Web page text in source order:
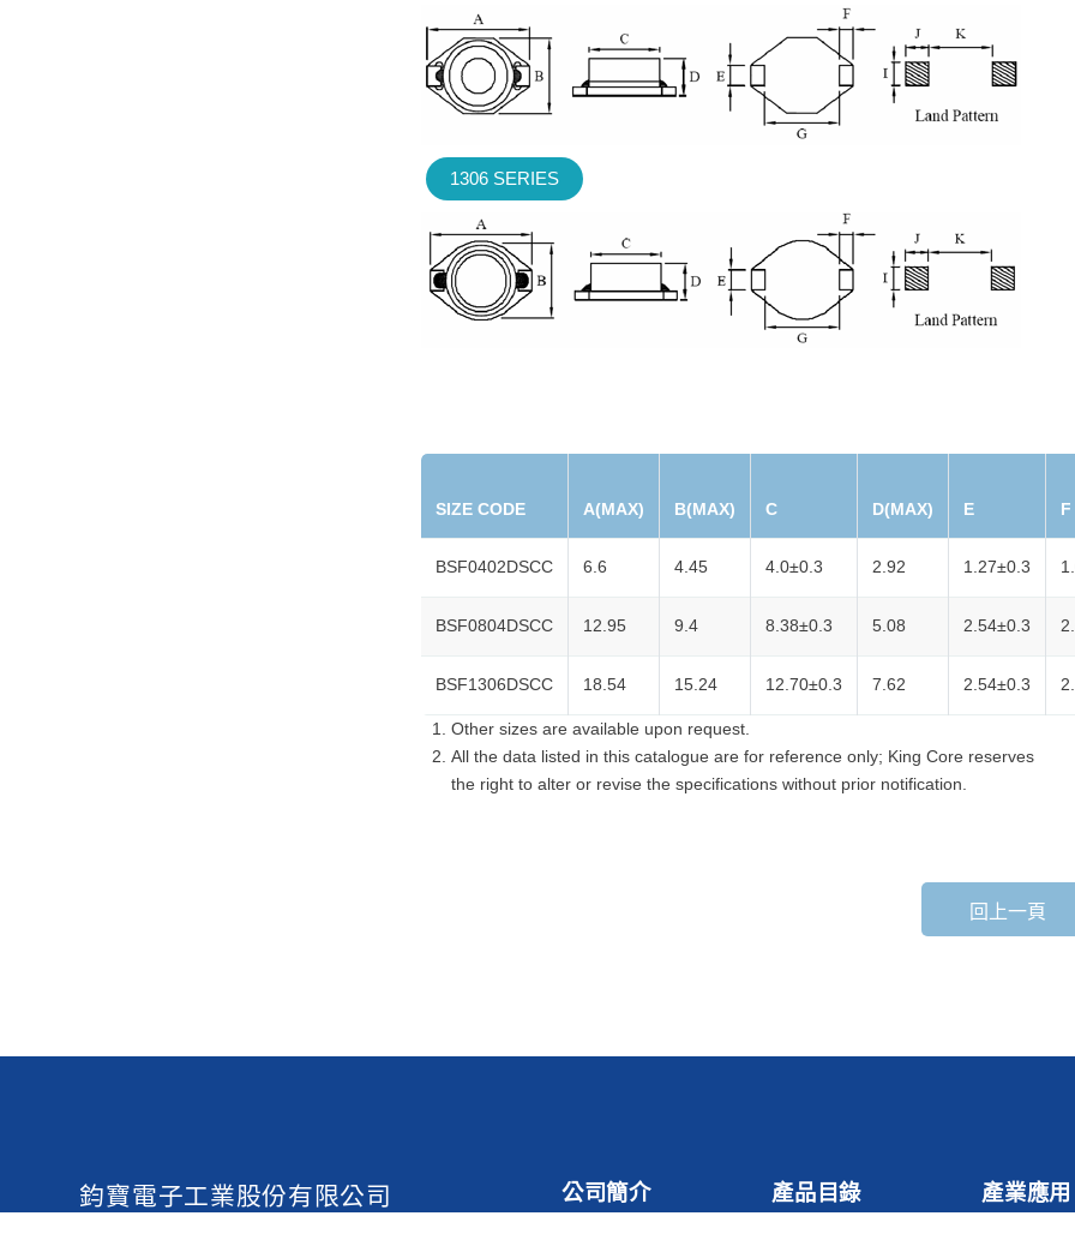
1306 SERIES
SIZE CODE A(MAX) B(MAX) C D(MAX) E F
BSF0402DSCC 6.6 4.45 4.0±0.3 2.92 1.27±0.3
BSF0804DSCC 12.95 9.4 8.38±0.3 5.08 2.54±0.3
BSF1306DSCC 18.54 15.24 12.70±0.3 7.62 2.54±0.3
Other sizes are available upon request.
All the data listed in this catalogue are for reference only; King Core reserves
the right to alter or revise the specifications without prior notification.
回上一頁
鈞寶電子工業股份有限公司 公司簡介 產品目錄 產業應用